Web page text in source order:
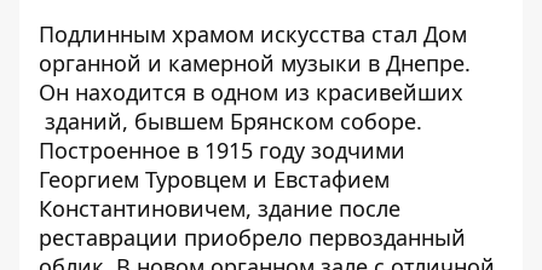
Подлинным храмом искусства стал Дом
органной и камерной музыки в Днепре.
Он находится в одном из красивейших
зданий, бывшем Брянском соборе.
Построенное в 1915 году зодчими
Георгием Туровцем и Евстафием
Константиновичем, здание после
реставрации приобрело первозданный